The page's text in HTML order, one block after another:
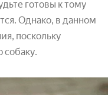
готовы к тому
Однако, в данном
поскольку